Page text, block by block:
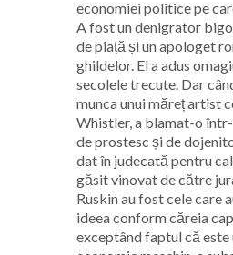
economiei politice pe
A fost un denigrator
de piață și un apologet
ghildelor. El a adus
secolele trecute. Dar
munca unui măreț artist
Whistler, a blamat-o
de prostesc și de
dat în judecată pentru
găsit vinovat de către
Ruskin au fost cele care
ideea conform căreia
exceptând faptul că este